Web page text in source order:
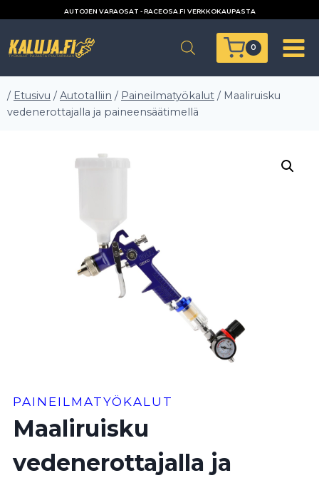
AUTOJEN VARAOSAT - RACEOSA.FI VERKKOKAUPASTA
0
/ Etusivu / Autotalliin / Paineilmatyökalut / Maaliruisku
vedenerottajalla ja paineensäätimellä
PAINEILMATYÖKALUT
Maaliruisku
vedenerottajalla ja